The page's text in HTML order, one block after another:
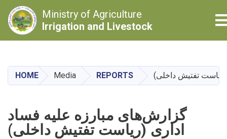
main
content
Ministry of Agriculture
Irrigation and Livestock
HOME Media REPORTS تفتیش داخلی)
گزارش‌های مبارزه علیه فساد
اداری (ریاست تفتیش داخلی)